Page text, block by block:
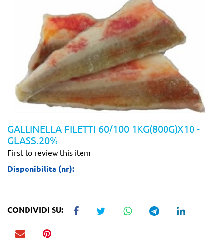
GALLINELLA FILETTI 60/100 1KG(800G)X10 -
GLASS.20%
First to review this item
Disponibilita (nr):
CONDIVIDI SU: